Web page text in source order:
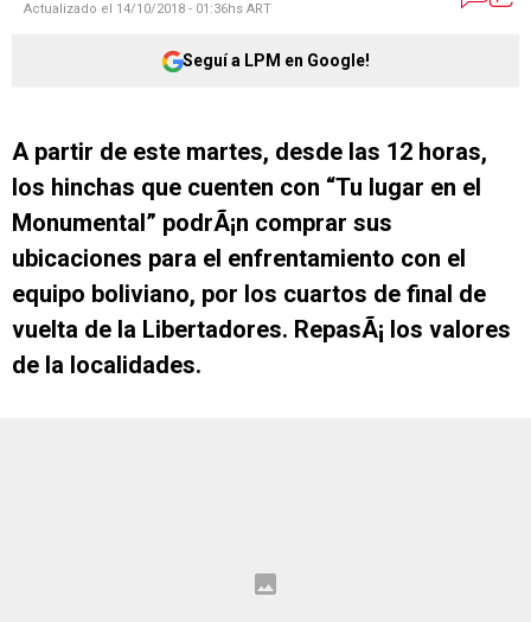
Actualizado el 14/10/2018 - 01:36hs ART
Seguí a LPM en Google!
A partir de este martes, desde las 12 horas,
los hinchas que cuenten con “Tu lugar en el
Monumental” podrÃ¡n comprar sus
ubicaciones para el enfrentamiento con el
equipo boliviano, por los cuartos de final de
vuelta de la Libertadores. RepasÃ¡ los valores
de la localidades.